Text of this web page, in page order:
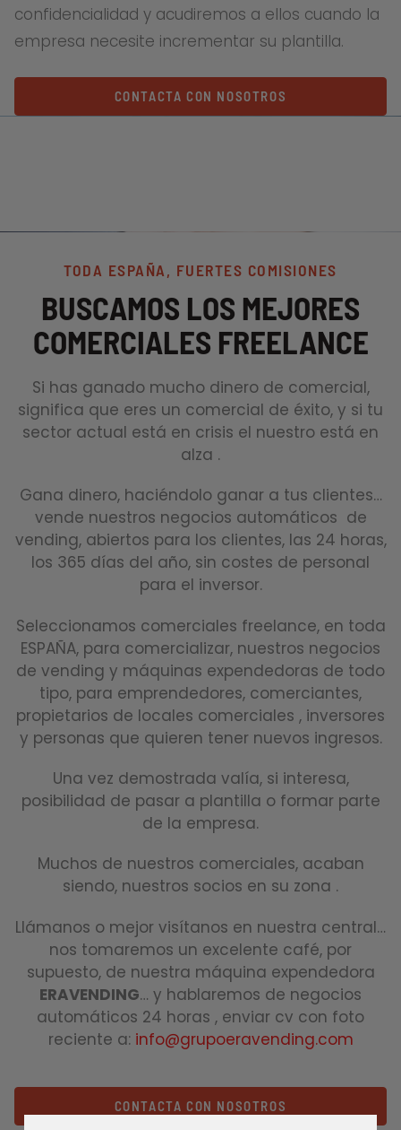
confidencialidad y acudiremos a ellos cuando la
empresa necesite incrementar su plantilla.
CONTACTA CON NOSOTROS
TODA ESPAÑA, FUERTES COMISIONES
BUSCAMOS LOS MEJORES
COMERCIALES FREELANCE
Si has ganado mucho dinero de comercial,
significa que eres un comercial de éxito, y si tu
sector actual está en crisis el nuestro está en
alza .
Gana dinero, haciéndolo ganar a tus clientes…
vende nuestros negocios automáticos de
vending, abiertos para los clientes, las 24 horas,
los 365 días del año, sin costes de personal
para el inversor.
Seleccionamos comerciales freelance, en toda
ESPAÑA, para comercializar, nuestros negocios
de vending y máquinas expendedoras de todo
tipo, para emprendedores, comerciantes,
propietarios de locales comerciales , inversores
y personas que quieren tener nuevos ingresos.
Una vez demostrada valía, si interesa,
posibilidad de pasar a plantilla o formar parte
de la empresa.
Muchos de nuestros comerciales, acaban
siendo, nuestros socios en su zona .
Llámanos o mejor visítanos en nuestra central…
nos tomaremos un excelente café, por
supuesto, de nuestra máquina expendedora
ERAVENDING… y hablaremos de negocios
automáticos 24 horas , enviar cv con foto
reciente a: info@grupoeravending.com
CONTACTA CON NOSOTROS